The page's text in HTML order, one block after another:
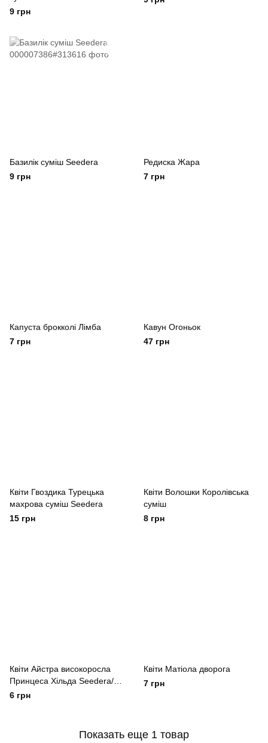
9 грн
Базилік суміш Seedera
9 грн
Редиска Жара
7 грн
Капуста брокколі Лімба
7 грн
Кавун Огоньок
47 грн
Квіти Гвоздика Турецька
махрова суміш Seedera
15 грн
Квіти Волошки Королівська
суміш
8 грн
Квіти Айстра високоросла
Принцеса Хільда Seedera/
ВАССМА
6 грн
Квіти Матіола дворога
7 грн
Показать еще 1 товар